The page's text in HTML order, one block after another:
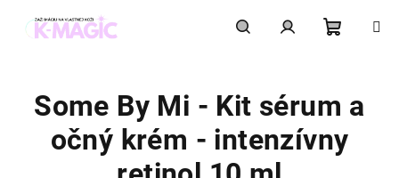
košík
Some By Mi - Kit sérum a
očný krém - intenzívny